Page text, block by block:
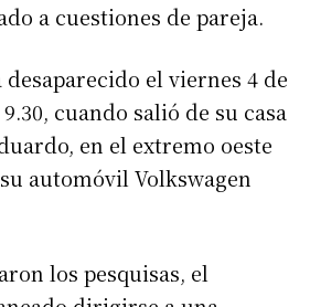
a cuestiones de pareja.
el viernes 4 de
cuando salió de su casa
en el extremo oeste
automóvil Volkswagen
los pesquisas, el